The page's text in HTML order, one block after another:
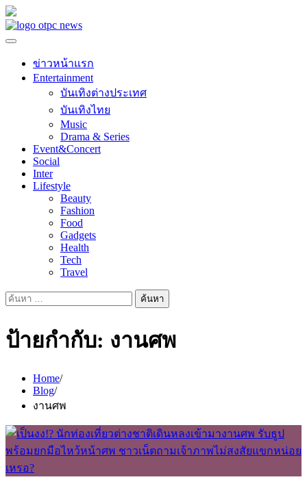
Skip
to
ข่าวหน้าแรก
Entertainment
บันเทิงต่างประเทศ
บันเทิงไทย
Music
Drama & Series
Event&Concert
Social
Inter
Lifestyle
Beauty
Fashion
Food
Gadgets
Health
Tech
Travel
ค้นหา
ป้ายกำกับ: งานศพ
Home
Blog
งานศพ